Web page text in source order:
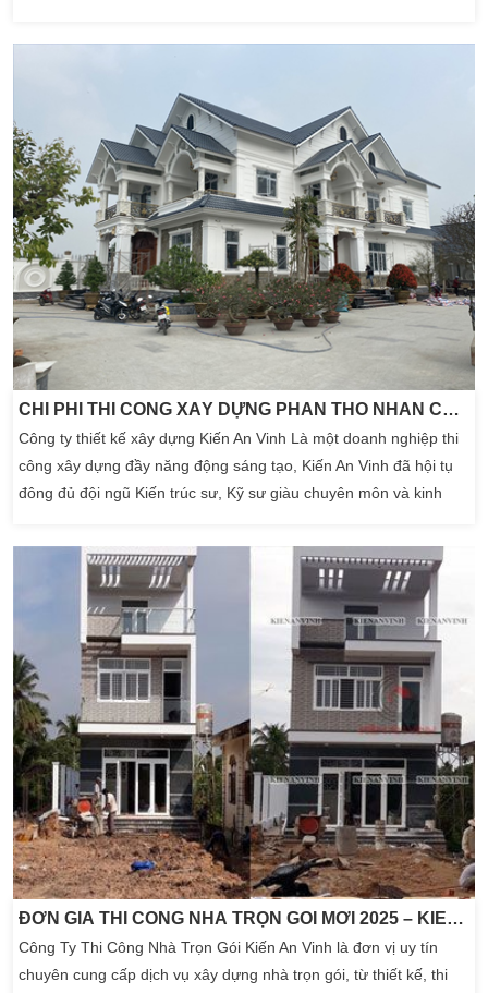
nhất 2024. Đơn giá thiết kế quán cafe chỉ từ 130.000đ / m2 cùng
CHI PHÍ THI CÔNG XÂY DỰNG PHẦN THÔ NHÂN CÔNG HOÀN THIỆN
Công ty thiết kế xây dựng Kiến An Vinh Là một doanh nghiệp thi
công xây dựng đầy năng động sáng tạo, Kiến An Vinh đã hội tụ
đông đủ đội ngũ Kiến trúc sư, Kỹ sư giàu chuyên môn và kinh
xây dựng, có Công nhân kỹ thuật lành nghề, kinh nghiệm nhiều
năm trong quản lý thi công xây dựng, […]
ĐƠN GIÁ THI CÔNG NHÀ TRỌN GÓI MỚI 2025 – KIẾN AN VINH
Công Ty Thi Công Nhà Trọn Gói Kiến An Vinh là đơn vị uy tín
chuyên cung cấp dịch vụ xây dựng nhà trọn gói, từ thiết kế, thi